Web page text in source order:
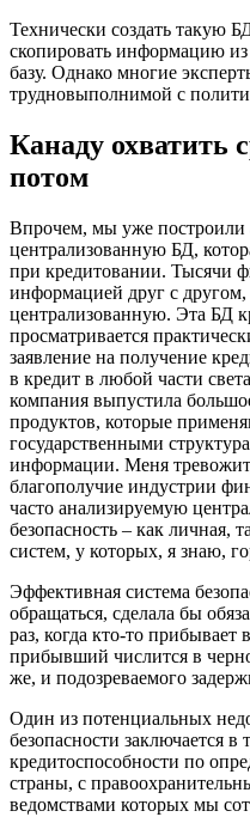
Технически создать такую
скопировать информацию
базу. Однако многие
трудновыполнимой с
Канаду охватить
потом
Впрочем, мы уже построили
централизованную БД,
при кредитовании. Тысячи
информацией друг с
централизованную. Эта БД
просматривается
заявление на получение
в кредит в любой части
компания выпустила
продуктов, которые
государственными
информации. Меня
благополучие индустрии
часто анализируемую
безопасность – как личная,
систем, у которых, я знаю,
Эффективная система
обращаться, сделала бы
раз, когда кто-то прибывает
прибывший числится в
же, и подозреваемого
Один из потенциальных
безопасности заключается
кредитоспособности по
страны, с
ведомствами которых мы